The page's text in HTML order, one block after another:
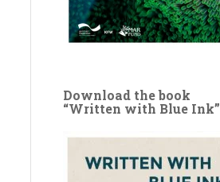
Download the book
“Written with Blue Ink”